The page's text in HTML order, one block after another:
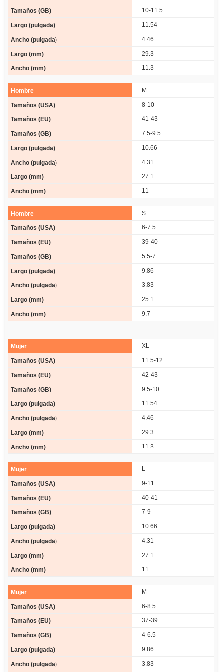
10-11.5
11.54
4.46
29.3
11.3
M
8-10
41-43
7.5-9.5
10.66
4.31
27.1
11
S
6-7.5
39-40
5.5-7
9.86
3.83
25.1
9.7
XL
11.5-12
42-43
9.5-10
11.54
4.46
29.3
11.3
L
9-11
40-41
7-9
10.66
4.31
27.1
11
M
6-8.5
37-39
4-6.5
9.86
3.83